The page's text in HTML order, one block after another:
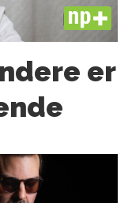
PLUS
er